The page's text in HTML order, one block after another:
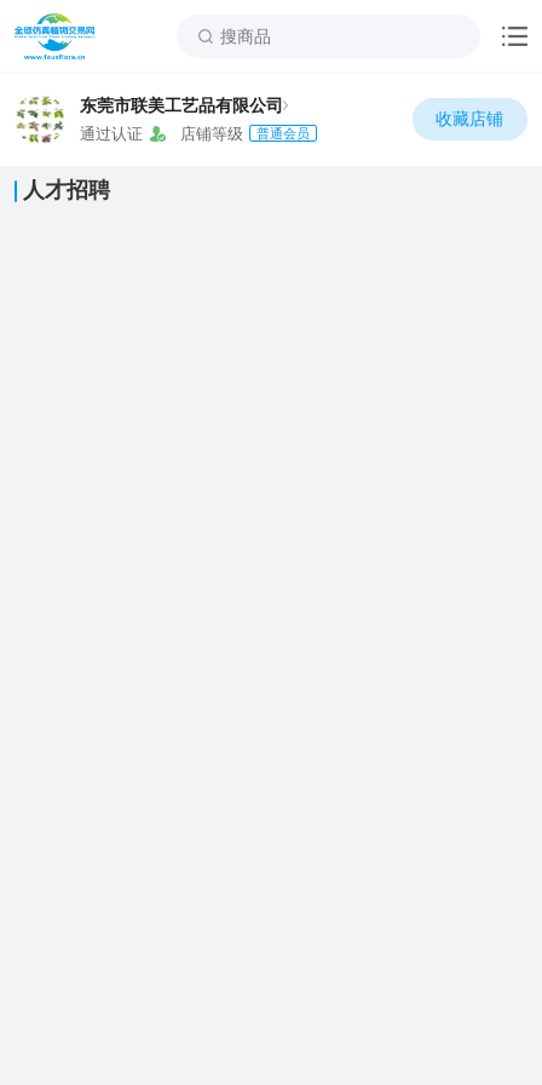
东莞市联美工艺品有限公司
通过认证 店铺等级 普通会员
收藏店铺
人才招聘